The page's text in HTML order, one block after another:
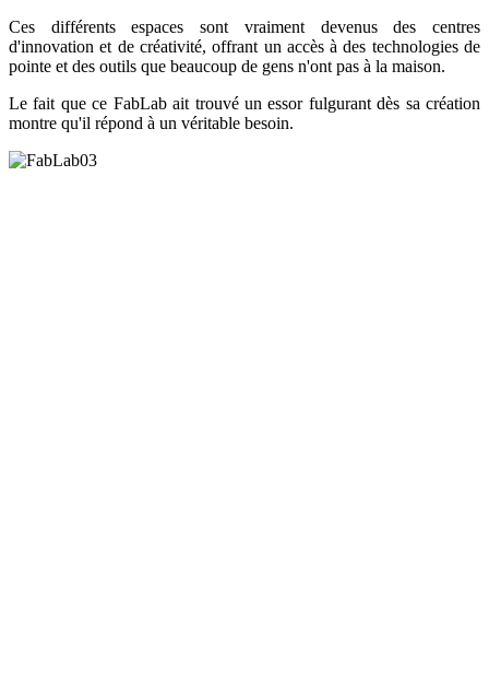
Ces différents espaces sont vraiment devenus des centres
d'innovation et de créativité, offrant un accès à des technologies de
pointe et des outils que beaucoup de gens n'ont pas à la maison.
Le fait que ce FabLab ait trouvé un essor fulgurant dès sa création
montre qu'il répond à un véritable besoin.